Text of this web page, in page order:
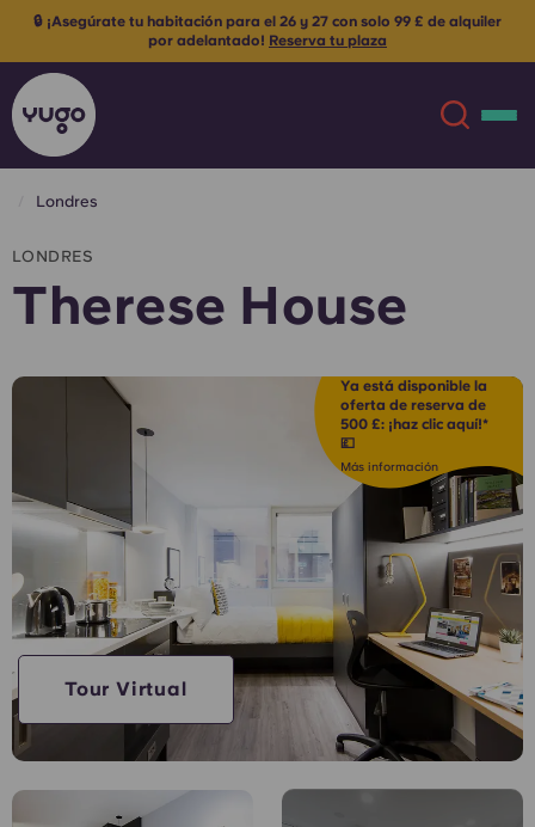
Acerca de
Ubicaciones
Cuenta Idioma
English (GB)
English (US)
Elige un país
Elige una ciudad
Elige una residencia
Reserva ahora
English (US)
Chinese Español
Deutsch
French
Portuguese
👯 Recomienda a un amigo para el 26/27 y os llevaréis 250 £ cada
unoSe aplican los términos y condiciones
Londres
LONDRES
Therese House
Ya está disponible la
oferta de reserva de
500 £: ¡haz clic aquí!*
💷
Más información
Tour Virtual